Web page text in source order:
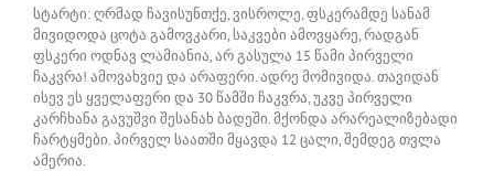
სტარტი: ღრმად ჩავისუნთქე, ვისროლე, ფსკერამდე სანამ
მივიდოდა ცოტა გამოვკარი, საკვები ამოვყარე, რადგან
ფსკერი ოდნავ ლამიანია, არ გასულა 15 წამი პირველი
ჩაკვრა! ამოვახვიე და არაფერი. ადრე მომივიდა. თავიდან
ისევ ეს ყველაფერი და 30 წამში ჩაკვრა, უკვე პირველი
კარჩხანა გავუშვი შესანახ ბადეში. მქონდა არარეალიზებადი
ჩარტყმები. პირველ საათში მყავდა 12 ცალი, შემდეგ თვლა
ამერია.